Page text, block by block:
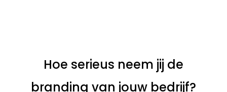
Hoe serieus neem jij de
branding van jouw bedrijf?